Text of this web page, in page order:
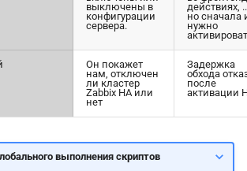
выключены в
конфигурации
сервера.
действиях,
но сначала
нужно
Он покажет
нам, отключен
ли кластер
Zabbix HA или
нет
Задержка
обхода
после
активации
выполнения скриптов